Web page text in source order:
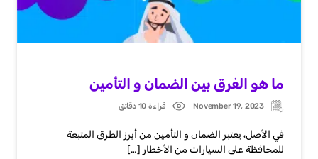
ما هو الفرق بين الضمان و التأمين
Updated:
November 19, 2023
Postقراءة 10 دقائق
في الأصل، يعتبر الضمان و التأمين من أبرز الطرق المتبعة
للمحافظة على السيارات من الأخطار […]